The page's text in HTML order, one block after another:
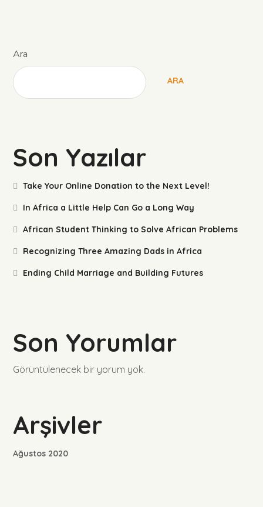
Ara
ARA
Son Yazılar
Take Your Online Donation to the Next Level!
In Africa a Little Help Can Go a Long Way
African Student Thinking to Solve African Problems
Recognizing Three Amazing Dads in Africa
Ending Child Marriage and Building Futures
Son Yorumlar
Görüntülenecek bir yorum yok.
Arşivler
Ağustos 2020